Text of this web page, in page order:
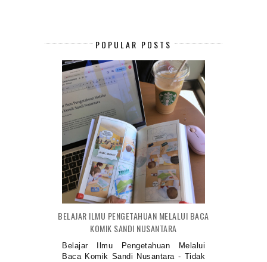
POPULAR POSTS
BELAJAR ILMU PENGETAHUAN MELALUI BACA
KOMIK SANDI NUSANTARA
Belajar Ilmu Pengetahuan Melalui
Baca Komik Sandi Nusantara - Tidak